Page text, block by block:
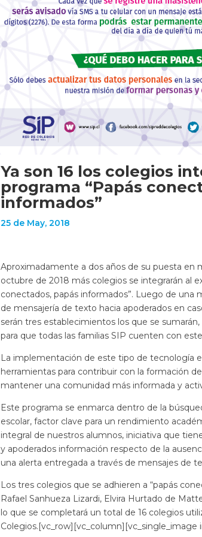
Ya son 16 los colegios
programa “Papás
informados”
25 de May, 2018
Aproximadamente a dos años de su puesta en
octubre de 2018 más colegios se integrarán al
conectados, papás informados”. Luego de una
de mensajería de texto hacia apoderados en
serán tres establecimientos los que se
para que todas las familias SIP cuenten con
La implementación de este tipo de tecnología
herramientas para contribuir con la formación
mantener una comunidad más informada y
Este programa se enmarca dentro de la
escolar, factor clave para un rendimiento
integral de nuestros alumnos, iniciativa que
y apoderados información respecto de la
una alerta entregada a través de mensajes de
Los tres colegios que se adhieren a “papás
Rafael Sanhueza Lizardi, Elvira Hurtado de
lo que se completará un total de 16 colegios
Colegios.[vc_row][vc_column][vc_single_image